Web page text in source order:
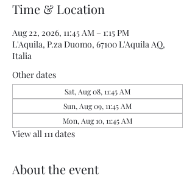
Time & Location
Aug 22, 2026, 11:45 AM – 1:15 PM
L'Aquila, P.za Duomo, 67100 L'Aquila AQ,
Italia
Other dates
Sat, Aug 08, 11:45 AM
Sun, Aug 09, 11:45 AM
Mon, Aug 10, 11:45 AM
View all 111 dates
About the event